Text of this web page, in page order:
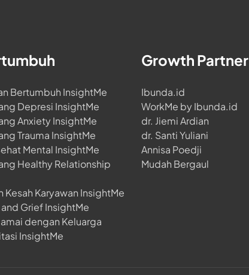
Bertumbuh InsightMe
Depresi InsightMe
Anxiety InsightMe
Trauma InsightMe
Mental InsightMe
Healthy Relationship
Kesah Karyawan InsightMe
Grief InsightMe
dengan Keluarga
InsightMe
Growth Partner
Ibunda.id
WorkMe by Ibunda.id
dr. Jiemi Ardian
dr. Santi Yuliani
Annisa Poedji
Mudah Bergaul